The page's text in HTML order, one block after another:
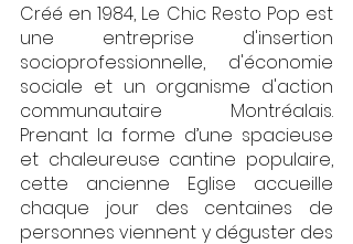
Créé en 1984, Le Chic Resto Pop est
une entreprise d'insertion
socioprofessionnelle, d'économie
sociale et un organisme d'action
communautaire Montréalais.
Prenant la forme d’une spacieuse
et chaleureuse cantine populaire,
cette ancienne Eglise accueille
chaque jour des centaines de
personnes viennent y déguster des